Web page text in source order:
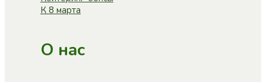
К 8 марта
О нас